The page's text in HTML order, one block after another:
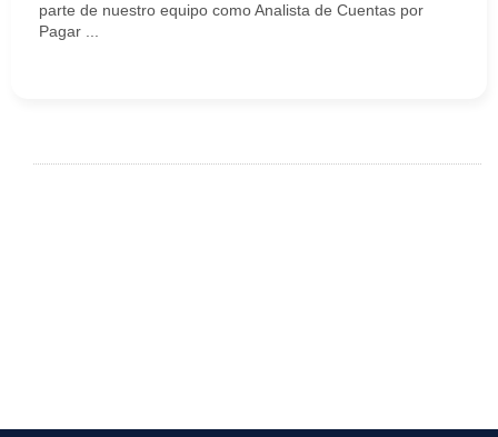
parte de nuestro equipo como Analista de Cuentas por
Pagar ...